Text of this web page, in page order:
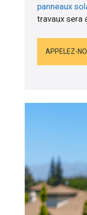
panneaux
travaux sera
APPELEZ-